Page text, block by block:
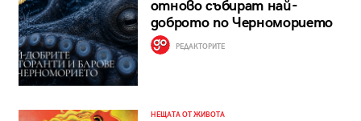
отново събират най-
доброто по Черноморието
РЕДАКТОРИТЕ
НЕЩАТА ОТ ЖИВОТА